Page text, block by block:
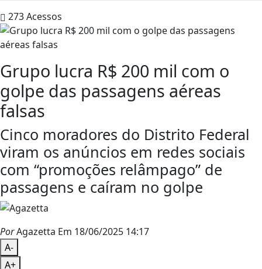
273Acessos
Grupo lucra R$ 200 mil com o
golpe das passagens aéreas
falsas
Cinco moradores do Distrito Federal
viram os anúncios em redes sociais
com “promoções relâmpago” de
passagens e caíram no golpe
PorAgazetta Em 18/06/2025 14:17
A-
A+